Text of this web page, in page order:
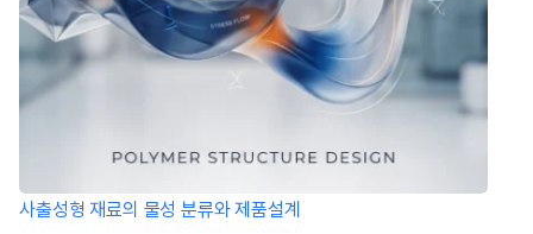
사출성형 재료의 물성 분류와 제품설계